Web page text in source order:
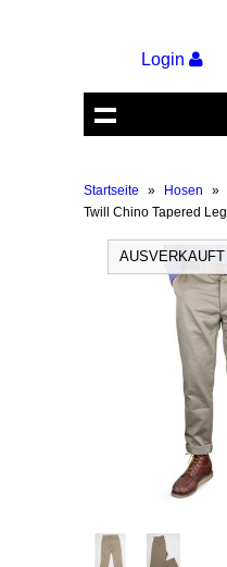
Login
Startseite » Hosen »
Twill Chino Tapered Leg
AUSVERKAUFT